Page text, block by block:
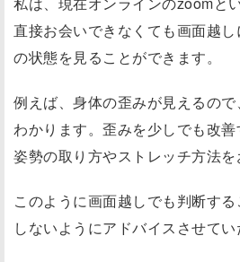
直接お会いできなくても画面越
の状態を見ることができます。
例えば、身体の歪みが見えるの
わかります。歪みを少しでも改
姿勢の取り方やストレッチ方法を
このように画面越しでも判断す
しないようにアドバイスさせてい